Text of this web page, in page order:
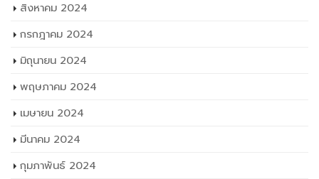
พฤษภาคม 2024
เมษายน 2024
มีนาคม 2024
กุมภาพันธ์ 2024
มกราคม 2024
ธันวาคม 2023
พฤศจิกายน 2023